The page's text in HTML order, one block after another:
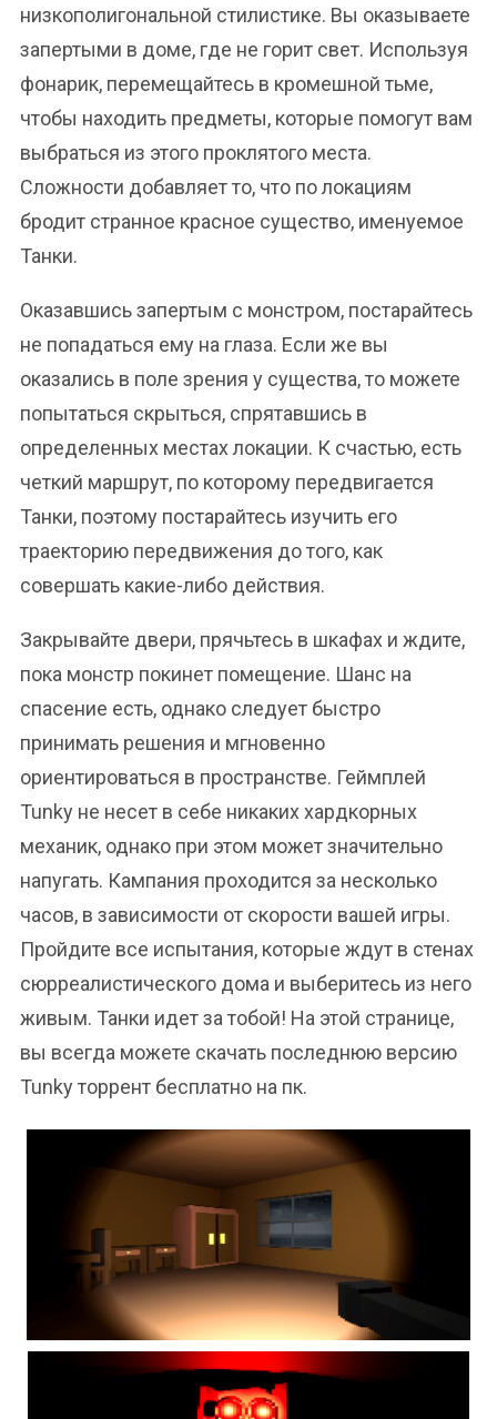
низкополигональной стилистике. Вы оказываете
запертыми в доме, где не горит свет. Используя
фонарик, перемещайтесь в кромешной тьме,
чтобы находить предметы, которые помогут вам
выбраться из этого проклятого места.
Сложности добавляет то, что по локациям
бродит странное красное существо, именуемое
Танки.
Оказавшись запертым с монстром, постарайтесь
не попадаться ему на глаза. Если же вы
оказались в поле зрения у существа, то можете
попытаться скрыться, спрятавшись в
определенных местах локации. К счастью, есть
четкий маршрут, по которому передвигается
Танки, поэтому постарайтесь изучить его
траекторию передвижения до того, как
совершать какие-либо действия.
Закрывайте двери, прячьтесь в шкафах и ждите,
пока монстр покинет помещение. Шанс на
спасение есть, однако следует быстро
принимать решения и мгновенно
ориентироваться в пространстве. Геймплей
Tunky не несет в себе никаких хардкорных
механик, однако при этом может значительно
напугать. Кампания проходится за несколько
часов, в зависимости от скорости вашей игры.
Пройдите все испытания, которые ждут в стенах
сюрреалистического дома и выберитесь из него
живым. Танки идет за тобой! На этой странице,
вы всегда можете скачать последнюю версию
Tunky торрент бесплатно на пк.